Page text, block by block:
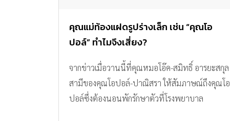
คุณแม่ท้องแฝดรูปร่างเล็ก เช่น “คุณโอ
ปอล์” ทำไมจึงเสี่ยง?
จากข่าวเมื่อวานนี้ที่คุณหมอโอ๊ค-สมิทธิ์ อารยะสกุล
สามีของคุณโอปอล์-ปาณิสรา ให้สัมภาษณ์ถึงคุณโอ
ปอล์ซึ่งต้องนอนพักรักษาตัวที่โรงพยาบาล